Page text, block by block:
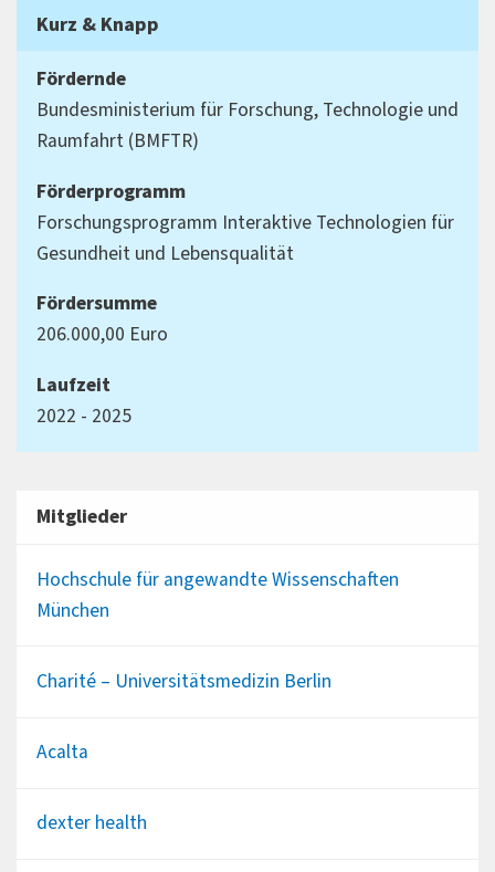
Kurz & Knapp
Fördernde
Bundesministerium für Forschung, Technologie und
Raumfahrt (BMFTR)
Förderprogramm
Forschungsprogramm Interaktive Technologien für
Gesundheit und Lebensqualität
Fördersumme
206.000,00 Euro
Laufzeit
2022 - 2025
Mitglieder
Hochschule für angewandte Wissenschaften
München
Charité – Universitätsmedizin Berlin
Acalta
dexter health